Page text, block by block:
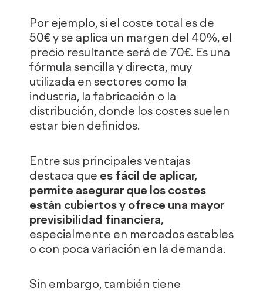
Por ejemplo, si el coste total es de
50€ y se aplica un margen del 40%, el
precio resultante será de 70€. Es una
fórmula sencilla y directa, muy
utilizada en sectores como la
industria, la fabricación o la
distribución, donde los costes suelen
estar bien definidos.
Entre sus principales ventajas
destaca que es fácil de aplicar,
permite asegurar que los costes
están cubiertos y ofrece una mayor
previsibilidad financiera,
especialmente en mercados estables
o con poca variación en la demanda.
Sin embargo, también tiene